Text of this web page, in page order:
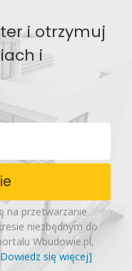
i otrzymuj
i
na przetwarzanie
niezbędnym do
Wbudowie.pl,
się więcej]